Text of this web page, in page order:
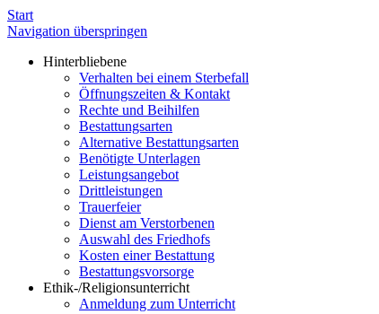
Start
Navigation überspringen
Hinterbliebene
Verhalten bei einem Sterbefall
Öffnungszeiten & Kontakt
Rechte und Beihilfen
Bestattungsarten
Alternative Bestattungsarten
Benötigte Unterlagen
Leistungsangebot
Drittleistungen
Trauerfeier
Dienst am Verstorbenen
Auswahl des Friedhofs
Kosten einer Bestattung
Bestattungsvorsorge
Ethik-/Religionsunterricht
Anmeldung zum Unterricht